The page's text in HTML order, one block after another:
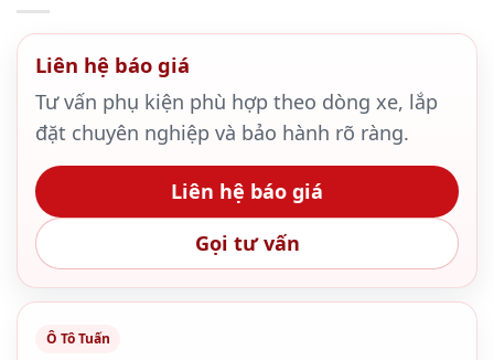
Liên hệ báo giá
Tư vấn phụ kiện phù hợp theo dòng xe, lắp
đặt chuyên nghiệp và bảo hành rõ ràng.
Liên hệ báo giá
Gọi tư vấn
Ô Tô Tuấn